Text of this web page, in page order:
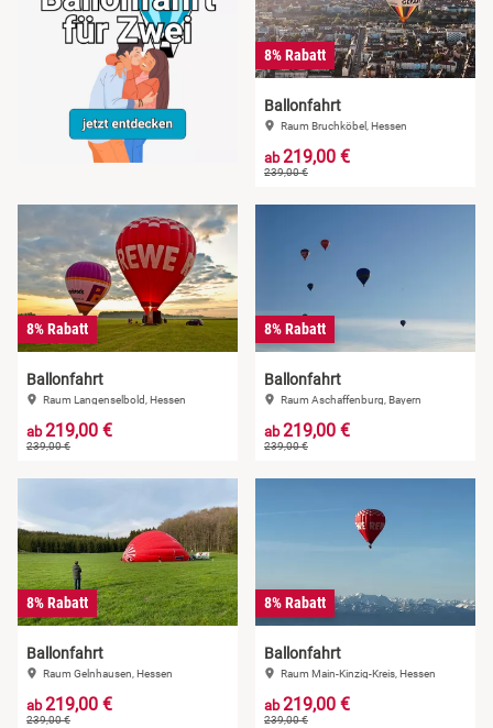
8% Rabatt
Ballonfahrt
Raum Bruchköbel, Hessen
ab219,00 €
239,00 €
8% Rabatt
Ballonfahrt
Raum Langenselbold, Hessen
ab219,00 €
239,00 €
8% Rabatt
Ballonfahrt
Raum Aschaffenburg, Bayern
ab219,00 €
239,00 €
8% Rabatt
Ballonfahrt
Raum Gelnhausen, Hessen
ab219,00 €
239,00 €
8% Rabatt
Ballonfahrt
Raum Main-Kinzig-Kreis, Hessen
ab219,00 €
239,00 €